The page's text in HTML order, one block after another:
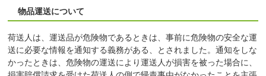
物品運送について
荷送人は、運送品が危険物であるときは、事前に危険物の安全な運
送に必要な情報を通知する義務がある、とされました。通知をしな
かったときは、危険物の運送により運送人が損害を被った場合に、